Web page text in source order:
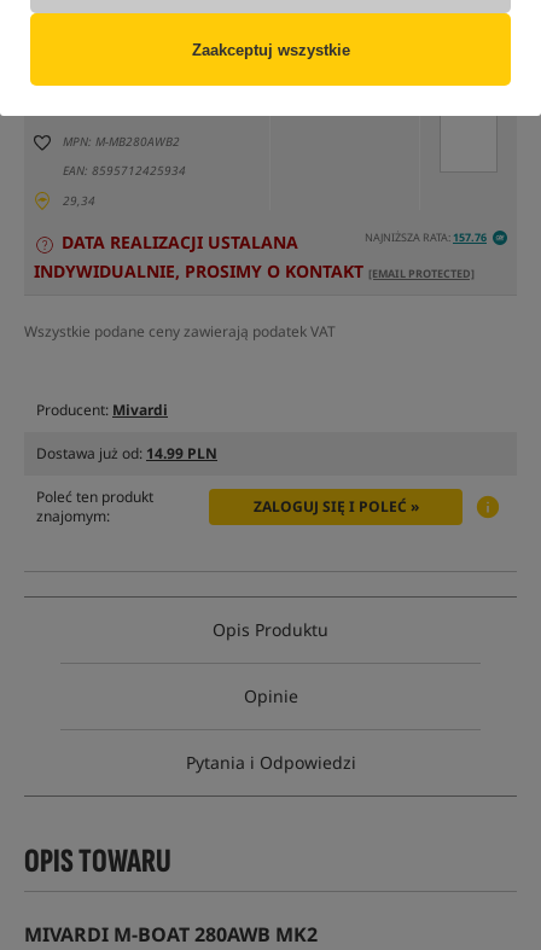
Zaakceptuj wszystkie
(część opcji mogła zostać ukryta przez wybrany sposób filtrowania)
Cena PLN
MPN: M-MB280AWB2
EAN: 8595712425934
29,34
NAJNIŻSZA RATA:157.76
DATA REALIZACJI USTALANA
INDYWIDUALNIE, PROSIMY O KONTAKT [EMAIL PROTECTED]
Wszystkie podane ceny zawierają podatek VAT
Producent: Mivardi
Dostawa już od: 14.99 PLN
Poleć ten produkt
znajomym:
ZALOGUJ SIĘ I POLEĆ »
Opis Produktu
Opinie
Pytania i Odpowiedzi
OPIS TOWARU
MIVARDI M-BOAT 280AWB MK2